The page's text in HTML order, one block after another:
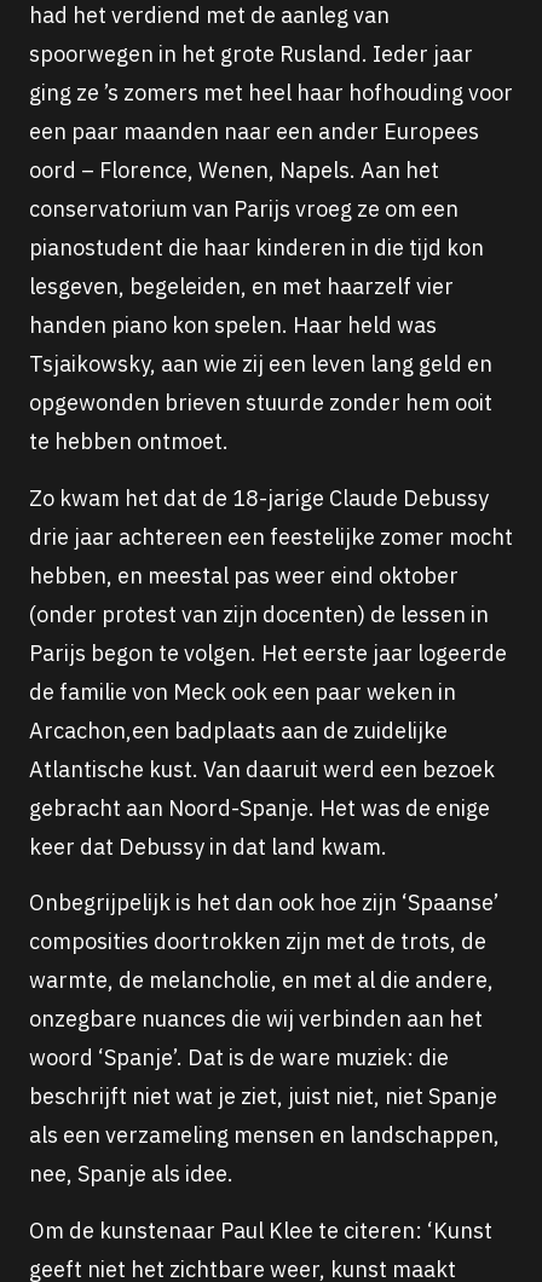
had het verdiend met de aanleg van
spoorwegen in het grote Rusland. Ieder jaar
ging ze ’s zomers met heel haar hofhouding voor
een paar maanden naar een ander Europees
oord – Florence, Wenen, Napels. Aan het
conservatorium van Parijs vroeg ze om een
pianostudent die haar kinderen in die tijd kon
lesgeven, begeleiden, en met haarzelf vier
handen piano kon spelen. Haar held was
Tsjaikowsky, aan wie zij een leven lang geld en
opgewonden brieven stuurde zonder hem ooit
te hebben ontmoet.
Zo kwam het dat de 18-jarige Claude Debussy
drie jaar achtereen een feestelijke zomer mocht
hebben, en meestal pas weer eind oktober
(onder protest van zijn docenten) de lessen in
Parijs begon te volgen. Het eerste jaar logeerde
de familie von Meck ook een paar weken in
Arcachon,een badplaats aan de zuidelijke
Atlantische kust. Van daaruit werd een bezoek
gebracht aan Noord-Spanje. Het was de enige
keer dat Debussy in dat land kwam.
Onbegrijpelijk is het dan ook hoe zijn ‘Spaanse’
composities doortrokken zijn met de trots, de
warmte, de melancholie, en met al die andere,
onzegbare nuances die wij verbinden aan het
woord ‘Spanje’. Dat is de ware muziek: die
beschrijft niet wat je ziet, juist niet, niet Spanje
als een verzameling mensen en landschappen,
nee, Spanje als idee.
Om de kunstenaar Paul Klee te citeren: ‘Kunst
geeft niet het zichtbare weer, kunst maakt